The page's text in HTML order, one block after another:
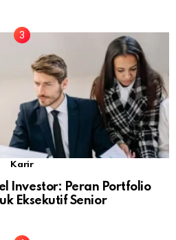
Karir
Investor: Peran Portfolio
Eksekutif Senior